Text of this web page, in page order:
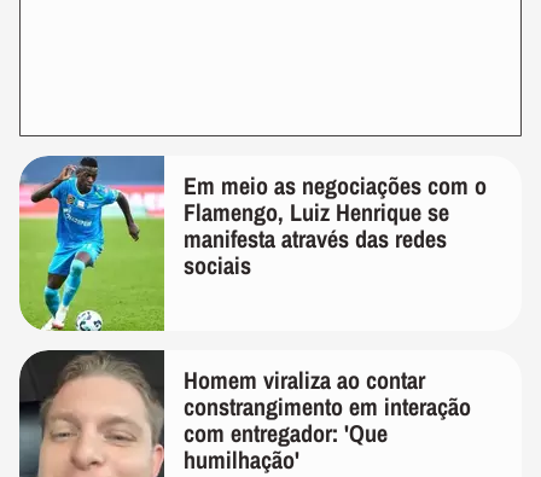
Em meio as negociações com o
Flamengo, Luiz Henrique se
manifesta através das redes
sociais
Homem viraliza ao contar
constrangimento em interação
com entregador: 'Que
humilhação'